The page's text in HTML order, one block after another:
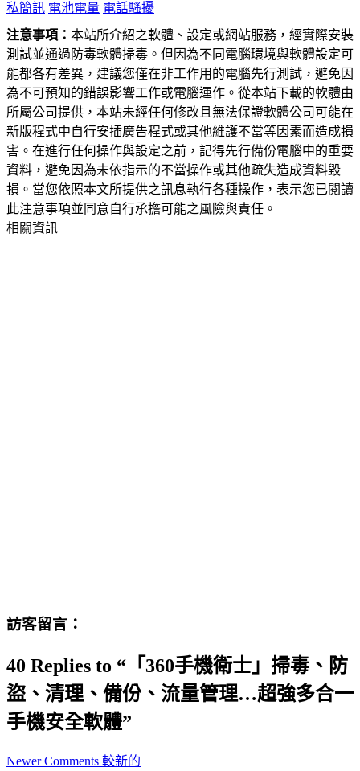
私簡訊 電池電量 電話騷擾
注意事項： 本站所介紹之軟體、設定或網站服務，經實際安裝
測試並通過防毒軟體掃毒。但因為不同電腦環境與軟體設定可
能都各有差異，建議您僅在非工作用的電腦先行測試，避免因
為不可預知的錯誤影響工作或電腦運作。從本站下載的軟體由
所屬公司提供，本站未經任何修改且無法保證軟體公司可能在
新版程式中自行安插廣告程式或其他維護不當等因素而造成損
害。在進行任何操作與設定之前，記得先行備份電腦中的重要
資料，避免因為未依指示的不當操作或其他疏失造成資料毀
損。當您依照本文所提供之訊息執行各種操作，表示您已閱讀
此注意事項並同意自行承擔可能之風險與責任。
相關資訊
訪客留言：
40 Replies to “「360手機衛士」掃毒、防
盜、清理、備份、流量管理…超強多合一
手機安全軟體”
Comment
Newer Comments 較新的